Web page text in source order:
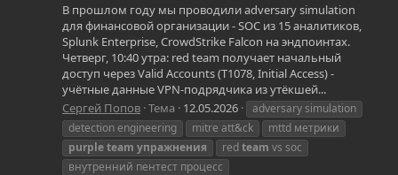
В прошлом году мы проводили adversary simulation
для финансовой организации - SOC из 15 аналитиков,
Splunk Enterprise, CrowdStrike Falcon на эндпоинтах.
Четверг, 10:40 утра: red team получает начальный
доступ через Valid Accounts (T1078, Initial Access) -
учётные данные VPN-подрядчика из утёкшей...
Сергей Попов Тема 12.05.2026
adversary simulation
detection engineering
mitre att&ck
mttd метрики
purpleteam упражнения redteam vs soc
внутренний пентест процесс